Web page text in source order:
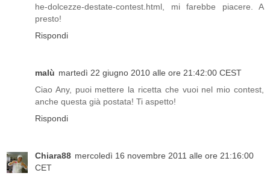
he-dolcezze-destate-contest.html, mi farebbe piacere. A
presto!
Rispondi
malù martedì 22 giugno 2010 alle ore 21:42:00 CEST
Ciao Any, puoi mettere la ricetta che vuoi nel mio contest,
anche questa già postata! Ti aspetto!
Rispondi
Chiara88 mercoledì 16 novembre 2011 alle ore 21:16:00
CET